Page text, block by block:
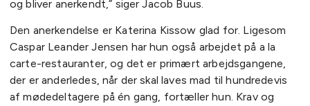
og bliver anerkendt,” siger Jacob Buus.
Den anerkendelse er Katerina Kissow glad for. Ligesom
Caspar Leander Jensen har hun også arbejdet på a la
carte-restauranter, og det er primært arbejdsgangene,
der er anderledes, når der skal laves mad til hundredevis
af mødedeltagere på én gang, fortæller hun. Krav og